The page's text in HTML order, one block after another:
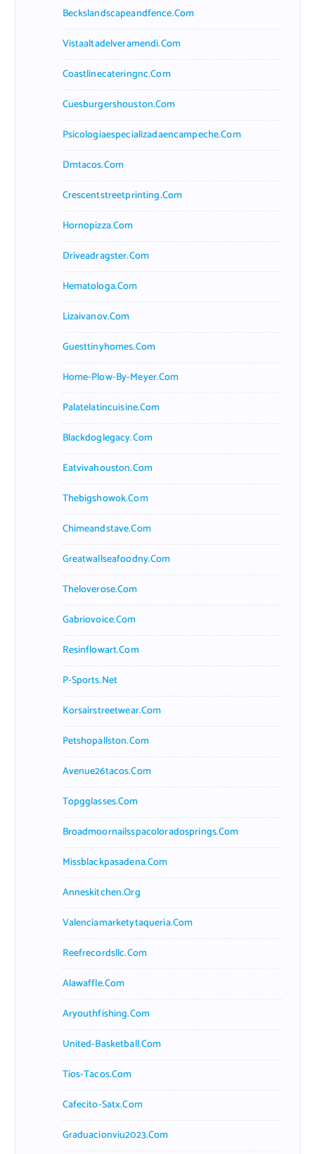
Beckslandscapeandfence.com
Vistaaltadelveramendi.com
Coastlinecateringnc.com
Cuesburgershouston.com
Psicologiaespecializadaencampeche.com
Dmtacos.com
Crescentstreetprinting.com
Hornopizza.com
Driveadragster.com
Hematologa.com
Lizaivanov.com
Guesttinyhomes.com
Home-Plow-By-Meyer.com
Palatelatincuisine.com
Blackdoglegacy.com
Eatvivahouston.com
Thebigshowok.com
Chimeandstave.com
Greatwallseafoodny.com
Theloverose.com
Gabriovoice.com
Resinflowart.com
P-Sports.net
Korsairstreetwear.com
Petshopallston.com
Avenue26tacos.com
Topgglasses.com
Broadmoornailsspacoloradosprings.com
Missblackpasadena.com
Anneskitchen.org
Valenciamarketytaqueria.com
Reefrecordsllc.com
Alawaffle.com
Aryouthfishing.com
United-Basketball.com
Tios-Tacos.com
Cafecito-Satx.com
Graduacionviu2023.com